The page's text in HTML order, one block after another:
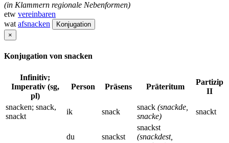
(in Klammern regionale Nebenformen)
etw vereinbaren
wat afsnacken
Konjugation
×
Konjugation von snacken
Infinitiv;
Imperativ (sg,
pl)
Person Präsens Präteritum
Partizip
II
snacken; snack,
snackt
ik snack
snack (snackde,
snacke)
snackt
du snackst
snackst
(snackdest,